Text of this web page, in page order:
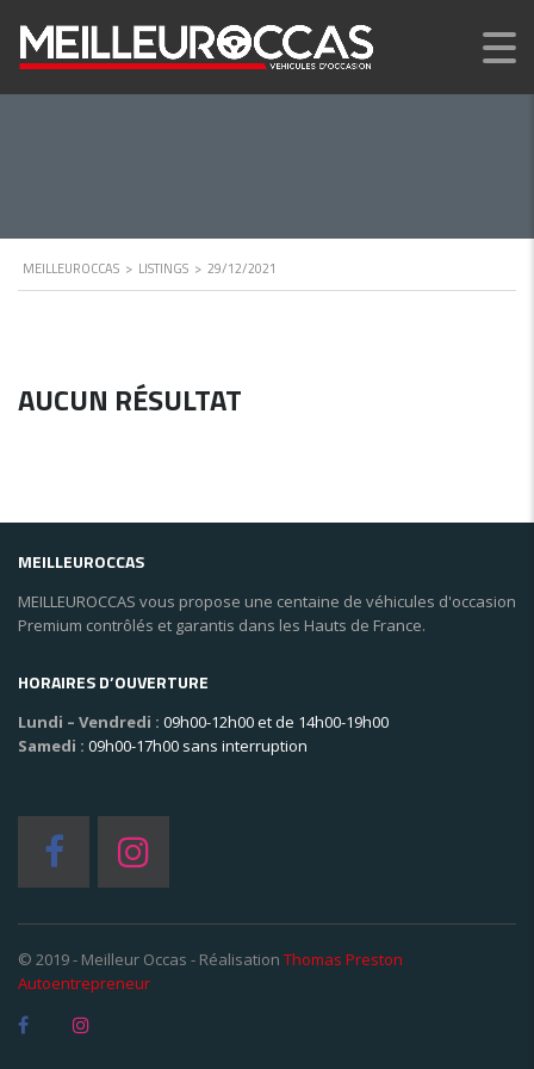
MEILLEUROCCAS > LISTINGS > 29/12/2021
AUCUN RÉSULTAT
MEILLEUROCCAS
MEILLEUROCCAS vous propose une centaine de véhicules d'occasion
Premium contrôlés et garantis dans les Hauts de France.
HORAIRES D’OUVERTURE
Lundi – Vendredi : 09h00-12h00 et de 14h00-19h00
Samedi : 09h00-17h00 sans interruption
© 2019 - Meilleur Occas - Réalisation Thomas Preston
Autoentrepreneur